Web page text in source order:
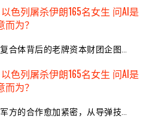
以色列屠杀伊朗165名女生 问AI是
为？
合体背后的老牌资本财团企图…
以色列屠杀伊朗165名女生 问AI是
为？
方的合作愈加紧密，从导弹技…